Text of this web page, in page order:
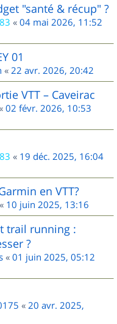
"santé & récup" ?
« 04 mai 2026, 11:52
01
« 22 avr. 2026, 20:42
VTT – Caveirac
02 févr. 2026, 10:53
« 19 déc. 2025, 16:04
en VTT?
« 10 juin 2025, 13:16
trail running :
?
« 01 juin 2025, 05:12
« 20 avr. 2025,